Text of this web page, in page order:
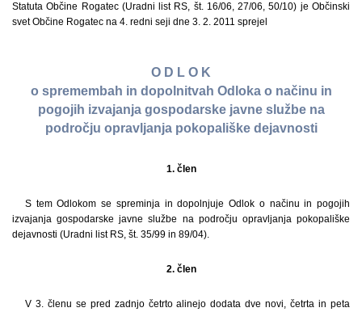
Statuta Občine Rogatec (Uradni list RS, št. 16/06, 27/06, 50/10) je Občinski
svet Občine Rogatec na 4. redni seji dne 3. 2. 2011 sprejel
O D L O K
o spremembah in dopolnitvah Odloka o načinu in
pogojih izvajanja gospodarske javne službe na
področju opravljanja pokopališke dejavnosti
1. člen
S tem Odlokom se spreminja in dopolnjuje Odlok o načinu in pogojih
izvajanja gospodarske javne službe na področju opravljanja pokopališke
dejavnosti (Uradni list RS, št. 35/99 in 89/04).
2. člen
V 3. členu se pred zadnjo četrto alinejo dodata dve novi, četrta in peta